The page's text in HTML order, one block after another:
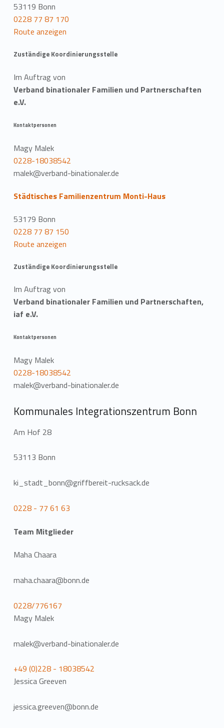
53119 Bonn
0228 77 87 170
Route anzeigen
Zuständige Koordinierungsstelle
Im Auftrag von
Verband binationaler Familien und Partnerschaften
e.V.
Kontaktpersonen
Magy Malek
0228-18038542
malek@verband-binationaler.de
Städtisches Familienzentrum Monti-Haus
53179 Bonn
0228 77 87 150
Route anzeigen
Zuständige Koordinierungsstelle
Im Auftrag von
Verband binationaler Familien und Partnerschaften,
iaf e.V.
Kontaktpersonen
Magy Malek
0228-18038542
malek@verband-binationaler.de
Kommunales Integrationszentrum Bonn
Am Hof 28
53113 Bonn
ki_stadt_bonn@griffbereit-rucksack.de
0228 - 77 61 63
Team Mitglieder
Maha Chaara
maha.chaara@bonn.de
0228/776167
Magy Malek
malek@verband-binationaler.de
+49 (0)228 - 18038542
Jessica Greeven
jessica.greeven@bonn.de